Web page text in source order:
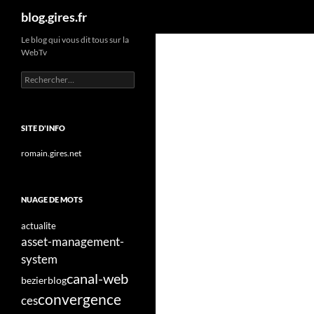
Aller
contenu
blog.gires.fr
Le blog qui vous dit tous sur la
WebTv
Rechercher :
SITE D'INFO
romain.gires.net
NUAGE DE MOTS
actualite
asset-management-
system
bezierblogcanal-web
cesconvergence